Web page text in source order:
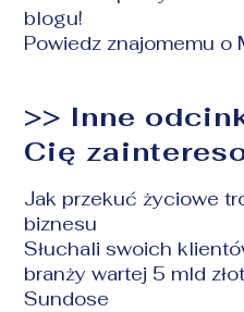
blogu!
Powiedz znajomemu o
>> Inne
Cię
Jak przekuć życiowe
biznesu
Słuchali swoich
branży wartej 5 mld
Sundose